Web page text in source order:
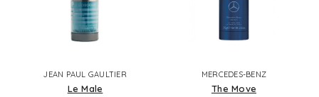
JEAN PAUL GAULTIER
Le Male
MERCEDES-BENZ
The Move